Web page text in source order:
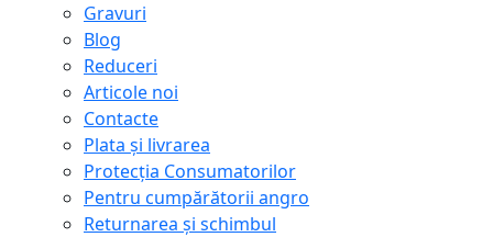
Gravuri
Blog
Reduceri
Articole noi
Contacte
Plata și livrarea
Protecţia Consumatorilor
Pentru cumpărătorii angro
Returnarea și schimbul